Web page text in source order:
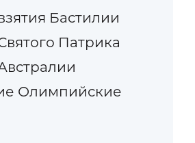
Бастилии
Патрика
Олимпийские